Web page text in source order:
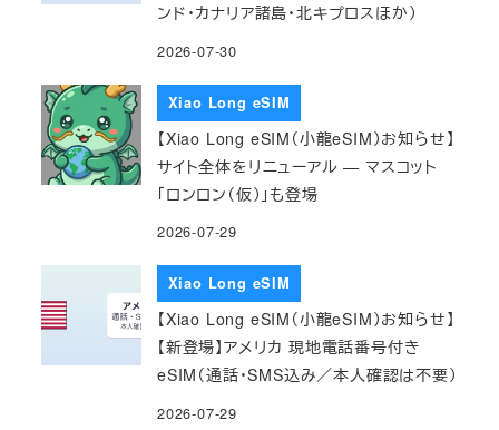
ンド・カナリア諸島・北キプロスほか）
2026-07-30
Xiao Long eSIM
【Xiao Long eSIM（小龍eSIM）お知らせ】
サイト全体をリニューアル — マスコット
「ロンロン（仮）」も登場
2026-07-29
Xiao Long eSIM
【Xiao Long eSIM（小龍eSIM）お知らせ】
【新登場】アメリカ 現地電話番号付き
eSIM（通話・SMS込み／本人確認は不要）
2026-07-29